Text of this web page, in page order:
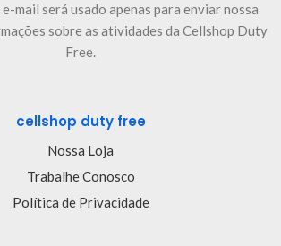
mail será usado apenas para enviar nossa
sobre as atividades da Cellshop Duty
Free.
cellshop duty free
Nossa Loja
Trabalhe Conosco
Política de Privacidade